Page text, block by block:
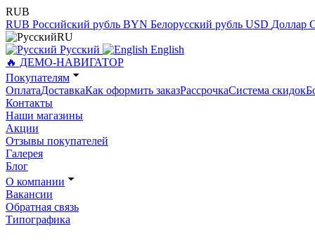
RUB
RUB Российский рубль BYN Белорусский рубль USD
RU
Русский
English
🔥 ДЕМО-НАВИГАТОР
Покупателям
ОплатаДоставкаКак оформить заказРассрочкаСистема скидок
Контакты
Наши магазины
Акции
Отзывы покупателей
Галерея
Блог
О компании
Вакансии
Обратная связь
Типографика